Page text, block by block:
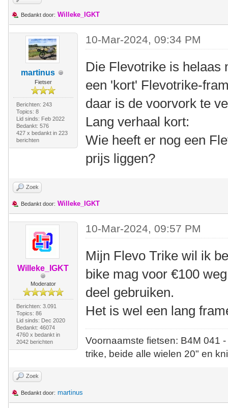
Bedankt door: Willeke_IGKT
martinus
Fietser
Berichten: 243
Topics: 8
Lid sinds: Feb 2022
Bedankt: 576
427 x bedankt in 223
berichten
10-Mar-2024, 09:34 PM
Die Flevotrike is helaas
een 'kort' Flevotrike-
daar is de voorvork te
Lang verhaal kort:
Wie heeft er nog een
prijs liggen?
Zoek
Bedankt door: Willeke_IGKT
Willeke_IGKT
Moderator
Berichten: 3.091
Topics: 86
Lid sinds: Dec 2020
Bedankt: 46074
4760 x bedankt in
2042 berichten
10-Mar-2024, 09:57 PM
Mijn Flevo Trike wil ik
bike mag voor €100
deel gebruiken.
Het is wel een lang
Voornaamste fietsen: B4M
trike, beide alle wielen 20" en
Zoek
Bedankt door: martinus